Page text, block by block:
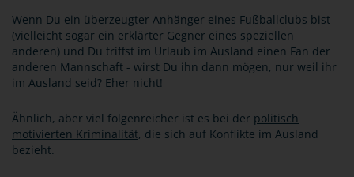
Wenn Du ein überzeugter Anhänger eines Fußballclubs bist
(vielleicht sogar ein erklärter Gegner eines speziellen
anderen) und Du triffst im Urlaub im Ausland einen Fan der
anderen Mannschaft - wirst Du ihn dann mögen, nur weil ihr
im Ausland seid? Eher nicht!
Ähnlich, aber viel folgenreicher ist es bei der politisch
motivierten Kriminalität, die sich auf Konflikte im Ausland
bezieht.